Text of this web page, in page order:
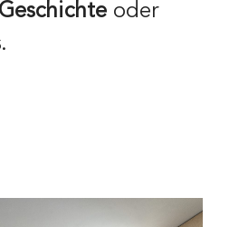
Geschichteoder
.